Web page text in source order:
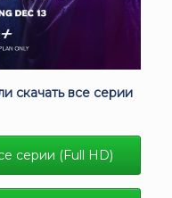
скачать все серии
серии (Full HD)